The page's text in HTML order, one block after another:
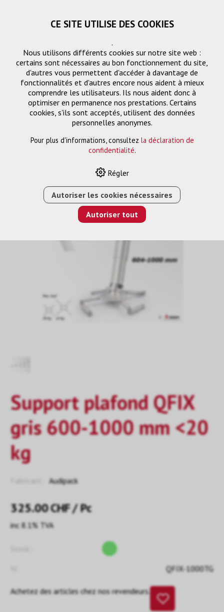
Montage de projecteurs
PROJECTION
SUPPORT PLAFOND QFIX GRIS 600-1000
MM <20 KG
Support plafond QFIX
gris 600-1000 mm <20
kg
Audipack
325.00CHF/ Pc
inc 8.1% TVA
QFIX-1000TG
Achetez des articles chez nos revendeurs.
CE SITE UTILISE DES COOKIES
.
Nous utilisons différents cookies sur notre site web :
certains sont nécessaires au bon fonctionnement du site,
d'autres vous permettent d'accéder à davantage de
fonctionnalités et d'autres encore nous aident à mieux
comprendre les utilisateurs. Ils nous aident donc à
optimiser en permanence nos prestations. Certains
cookies, s'ils sont acceptés, utilisent des données
personnelles anonymes.
Pour plus d'informations, consultez la déclaration de
confidentialité.
Régler
Autoriser les cookies nécessaires
Autoriser tout